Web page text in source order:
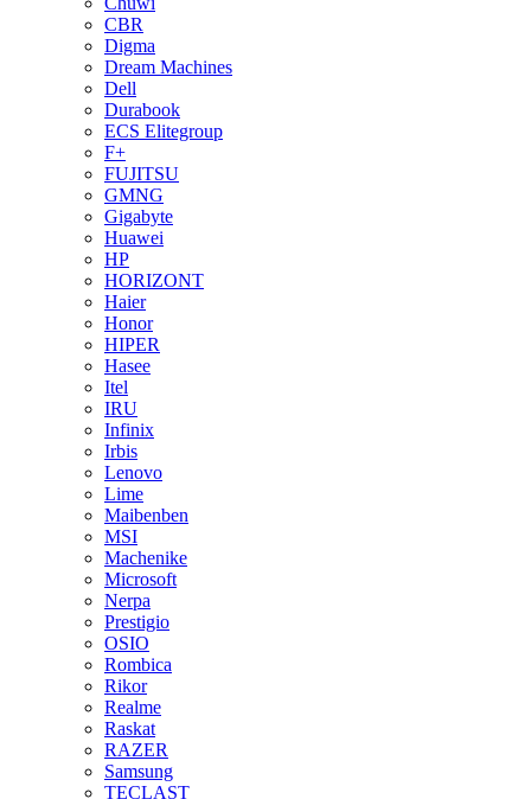
CBR
Digma
Dream Machines
Dell
Durabook
ECS Elitegroup
F+
FUJITSU
GMNG
Gigabyte
Huawei
HP
HORIZONT
Haier
Honor
HIPER
Hasee
Itel
IRU
Infinix
Irbis
Lenovo
Lime
Maibenben
MSI
Machenike
Microsoft
Nerpa
Prestigio
OSIO
Rombica
Rikor
Realme
Raskat
RAZER
Samsung
TECLAST